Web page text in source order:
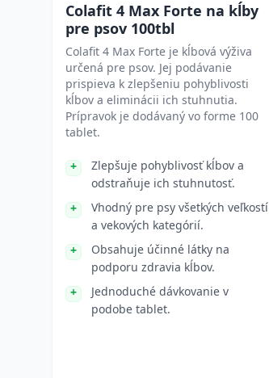
Colafit 4 Max Forte na kĺby
pre psov 100tbl
Colafit 4 Max Forte je kĺbová výživa
určená pre psov. Jej podávanie
prispieva k zlepšeniu pohyblivosti
kĺbov a eliminácii ich stuhnutia.
Prípravok je dodávaný vo forme 100
tablet.
Zlepšuje pohyblivosť kĺbov a
odstraňuje ich stuhnutosť.
Vhodný pre psy všetkých veľkostí
a vekových kategórií.
Obsahuje účinné látky na
podporu zdravia kĺbov.
Jednoduché dávkovanie v
podobe tablet.